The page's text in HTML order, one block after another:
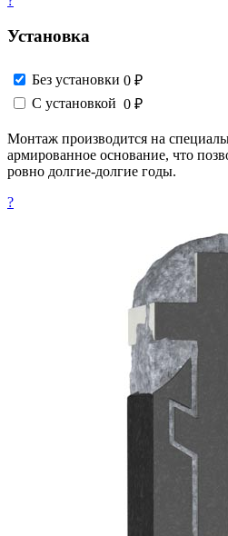
Установка
Без установки 0 ₽
С установкой 0 ₽
Монтаж производится на
армированное основание, что
ровно долгие-долгие годы.
?